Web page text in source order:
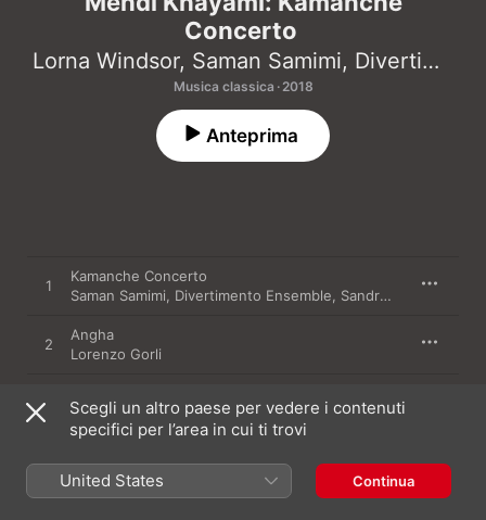
Concerto
Lorna Windsor, Saman Samimi, Divertimento Ensemble
Musica classica · 2018
Anteprima
1
Kamanche Concerto
Saman Samimi
Divertimento Ensemble Sandro Gorli
2
Angha
Lorenzo Gorli
3
Lorenzo Gorli,Martina Rudic ,Maria Grazia Bellocchio
4
Maria Grazia Bellocchio
Scegli un altro paese per vedere i contenuti
specifici per l’area in cui ti trovi
United States Continua